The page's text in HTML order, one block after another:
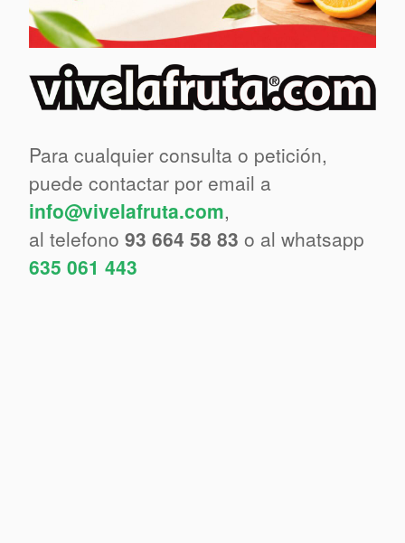
Para cualquier consulta o petición,
puede contactar por email a
info@vivelafruta.com,
al telefono 93 664 58 83 o al whatsapp
635 061 443